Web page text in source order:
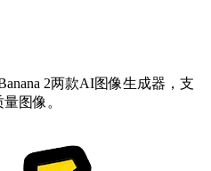
2两款AI图像生成器，支
图像。